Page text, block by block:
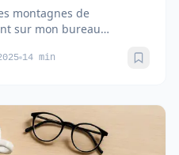
montagnes de
sur mon bureau
14 min